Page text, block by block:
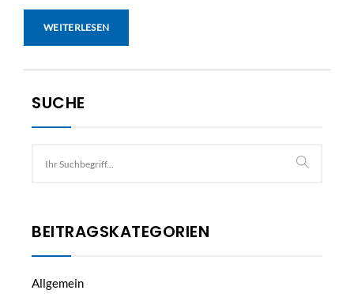
WEITERLESEN
SUCHE
BEITRAGSKATEGORIEN
Allgemein